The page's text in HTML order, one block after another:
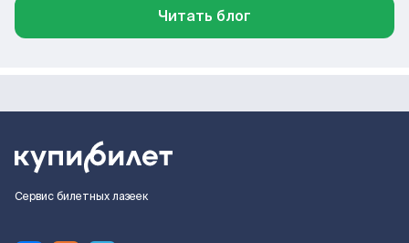
Читать блог
Сервис билетных лазеек